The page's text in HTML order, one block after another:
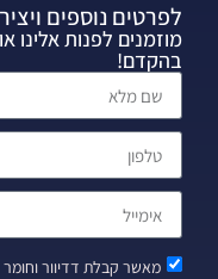
לפרטים נוספים
מוזמנים לפנות אלינו
בהקדם!
מאשר קבלת דדיוור